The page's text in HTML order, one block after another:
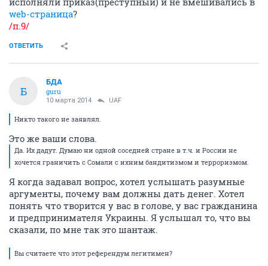
web-страница?
/п.9/
ОТВЕТИТЬ
Б
БДА
guru
10 марта 2014 UAF
Никто такого не заявлял.
Это же ваши слова.
Да. Их дадут. Думаю ни одной соседней стране в т.ч. и России не
хочется граничить с Сомали с ихним бандитизмом и терроризмом.
Я когда задавал вопрос, хотел услышать разумные
аргументы, почему вам должны дать денег. Хотел
понять что творится у вас в голове, у вас гражданина
и предпринимателя Украины. Я услышал то, что вы
сказали, по мне так это шантаж.
Вы считаете что этот референдум легитимен?